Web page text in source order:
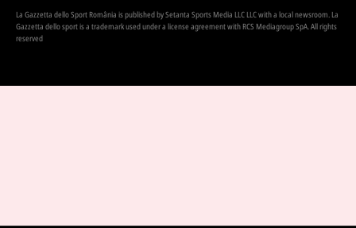
La Gazzetta dello Sport România is published by Setanta Sports Media LLC LLC with a local newsroom. La
Gazzetta dello sport is a trademark used under a license agreement with RCS Mediagroup SpA. All rights
reserved